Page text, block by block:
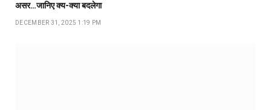
असर…जानिए क्य-क्या बदलेगा
DECEMBER 31, 2025 1:19 PM